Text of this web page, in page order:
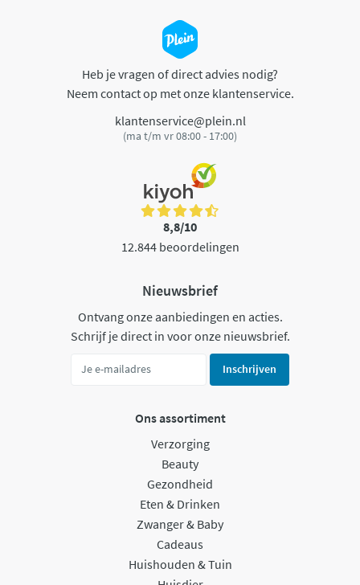
Heb je vragen of direct advies nodig?
Neem contact op met onze klantenservice.
klantenservice@plein.nl
(ma t/m vr 08:00 - 17:00)
8,8/10
12.844 beoordelingen
Nieuwsbrief
Ontvang onze aanbiedingen en acties.
Schrijf je direct in voor onze nieuwsbrief.
Inschrijven
Ons assortiment
Verzorging
Beauty
Gezondheid
Eten & Drinken
Zwanger & Baby
Cadeaus
Huishouden & Tuin